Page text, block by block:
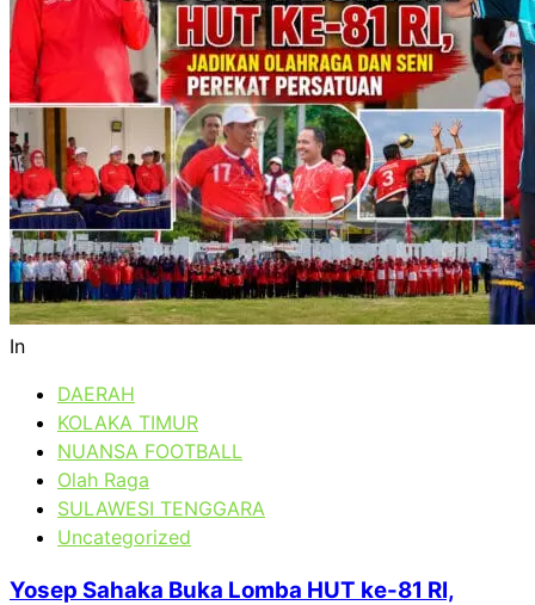
In
DAERAH
KOLAKA TIMUR
NUANSA FOOTBALL
Olah Raga
SULAWESI TENGGARA
Uncategorized
Yosep Sahaka Buka Lomba HUT ke-81 RI,